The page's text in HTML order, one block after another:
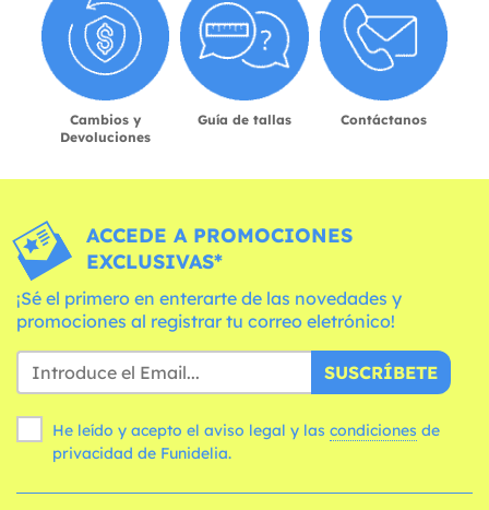
Cambios y
Devoluciones
Guía de tallas Contáctanos
ACCEDE A PROMOCIONES
EXCLUSIVAS*
¡Sé el primero en enterarte de las novedades y
promociones al registrar tu correo eletrónico!
SUSCRÍBETE
He leído y acepto el aviso legal y las condiciones
privacidad de Funidelia.